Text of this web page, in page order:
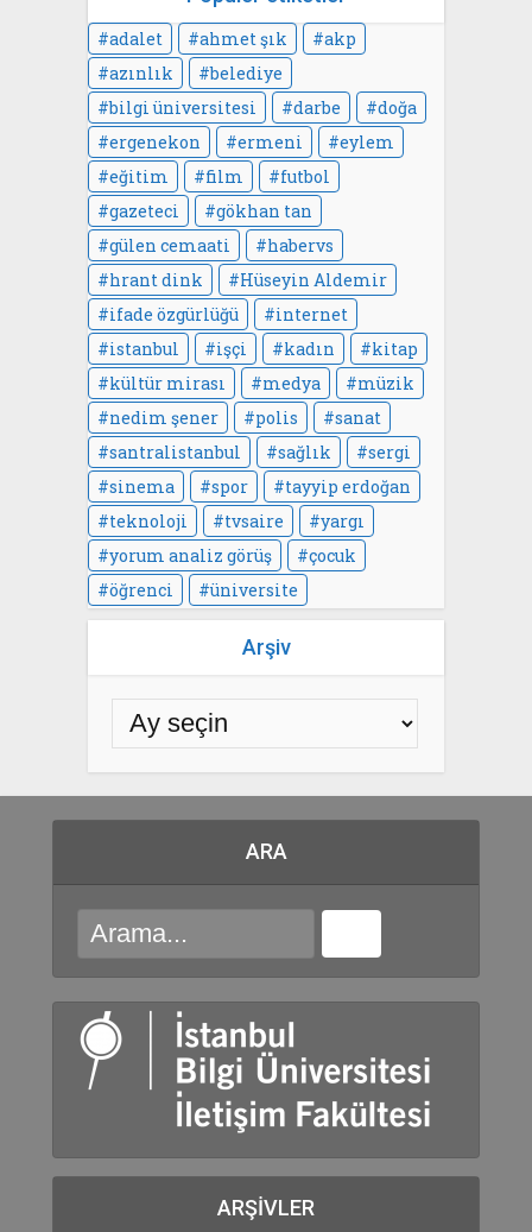
adalet ahmet şık
akp
azınlık
belediye
bilgi üniversitesi
darbe
doğa
ergenekon
ermeni
eylem
eğitim
film
futbol
gazeteci
gökhan tan
gülen cemaati
habervs
hrant dink
Hüseyin Aldemir
ifade özgürlüğü
internet
istanbul
işçi kadın
kitap
kültür mirası
medya
müzik
nedim şener
polis
sanat
santralistanbul
sağlık
sergi
sinema
spor
tayyip erdoğan
teknoloji
tvsaire
yargı
yorum analiz görüş
çocuk
öğrenci
üniversite
Arşiv
ARA
ARŞIVLER